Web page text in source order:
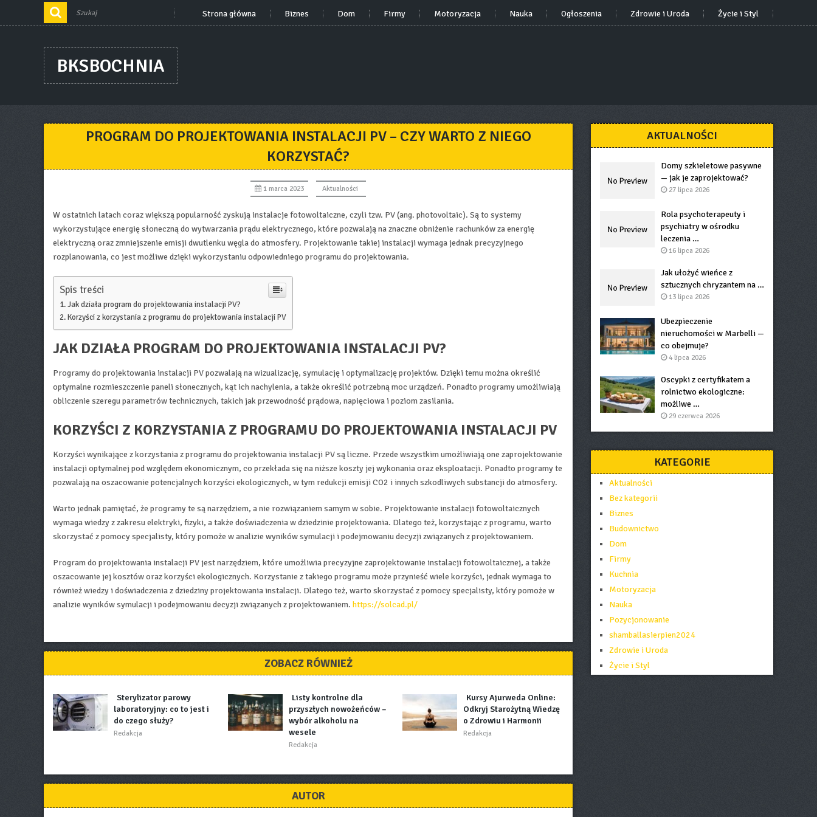
Strona główna Biznes Dom Firmy Motoryzacja Nauka Ogłoszenia Zdrowie i Uroda Życie i Styl
BKSBOCHNIA
PROGRAM DO PROJEKTOWANIA INSTALACJI PV – CZY WARTO Z NIEGO
KORZYSTAĆ?
1 marca 2023 Aktualności
W ostatnich latach coraz większą popularność zyskują instalacje fotowoltaiczne, czyli tzw. PV (ang. photovoltaic). Są to systemy
wykorzystujące energię słoneczną do wytwarzania prądu elektrycznego, które pozwalają na znaczne obniżenie rachunków za energię
elektryczną oraz zmniejszenie emisji dwutlenku węgla do atmosfery. Projektowanie takiej instalacji wymaga jednak precyzyjnego
rozplanowania, co jest możliwe dzięki wykorzystaniu odpowiedniego programu do projektowania.
Spis treści
Jak działa program do projektowania instalacji PV?
Korzyści z korzystania z programu do projektowania instalacji PV
JAK DZIAŁA PROGRAM DO PROJEKTOWANIA INSTALACJI PV?
Programy do projektowania instalacji PV pozwalają na wizualizację, symulację i optymalizację projektów. Dzięki temu można określić
optymalne rozmieszczenie paneli słonecznych, kąt ich nachylenia, a także określić potrzebną moc urządzeń. Ponadto programy umożliwiają
obliczenie szeregu parametrów technicznych, takich jak przewodność prądowa, napięciowa i poziom zasilania.
KORZYŚCI Z KORZYSTANIA Z PROGRAMU DO PROJEKTOWANIA INSTALACJI PV
Korzyści wynikające z korzystania z programu do projektowania instalacji PV są liczne. Przede wszystkim umożliwiają one zaprojektowanie
instalacji optymalnej pod względem ekonomicznym, co przekłada się na niższe koszty jej wykonania oraz eksploatacji. Ponadto programy te
pozwalają na oszacowanie potencjalnych korzyści ekologicznych, w tym redukcji emisji CO2 i innych szkodliwych substancji do atmosfery.
Warto jednak pamiętać, że programy te są narzędziem, a nie rozwiązaniem samym w sobie. Projektowanie instalacji fotowoltaicznych
wymaga wiedzy z zakresu elektryki, fizyki, a także doświadczenia w dziedzinie projektowania. Dlatego też, korzystając z programu, warto
skorzystać z pomocy specjalisty, który pomoże w analizie wyników symulacji i podejmowaniu decyzji związanych z projektowaniem.
Program do projektowania instalacji PV jest narzędziem, które umożliwia precyzyjne zaprojektowanie instalacji fotowoltaicznej, a także
oszacowanie jej kosztów oraz korzyści ekologicznych. Korzystanie z takiego programu może przynieść wiele korzyści, jednak wymaga to
również wiedzy i doświadczenia z dziedziny projektowania instalacji. Dlatego też, warto skorzystać z pomocy specjalisty, który pomoże w
analizie wyników symulacji i podejmowaniu decyzji związanych z projektowaniem. https://solcad.pl/
ZOBACZ RÓWNIEŻ
Sterylizator parowy
laboratoryjny: co to jest i
do czego służy?
Redakcja
Listy kontrolne dla
przyszłych nowożeńców –
wybór alkoholu na
wesele
Redakcja
Kursy Ajurweda Online:
Odkryj Starożytną Wiedzę
o Zdrowiu i Harmonii
Redakcja
AUTOR
AKTUALNOŚCI
Domy szkieletowe pasywne
— jak je zaprojektować?
27 lipca 2026
Rola psychoterapeuty i
psychiatry w ośrodku
leczenia …
16 lipca 2026
Jak ułożyć wieńce z
sztucznych chryzantem na …
13 lipca 2026
Ubezpieczenie
nieruchomości w Marbelli —
co obejmuje?
4 lipca 2026
Oscypki z certyfikatem a
rolnictwo ekologiczne:
możliwe …
29 czerwca 2026
KATEGORIE
Aktualności
Bez kategorii
Biznes
Budownictwo
Dom
Firmy
Kuchnia
Motoryzacja
Nauka
Pozycjonowanie
shamballasierpien2024
Zdrowie i Uroda
Życie i Styl